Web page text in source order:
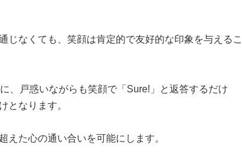
なくても、笑顔は肯定的で友好的な印象を与えるこ
、戸惑いながらも笑顔で「Sure!」と返答するだけ
となります。
えた心の通い合いを可能にします。